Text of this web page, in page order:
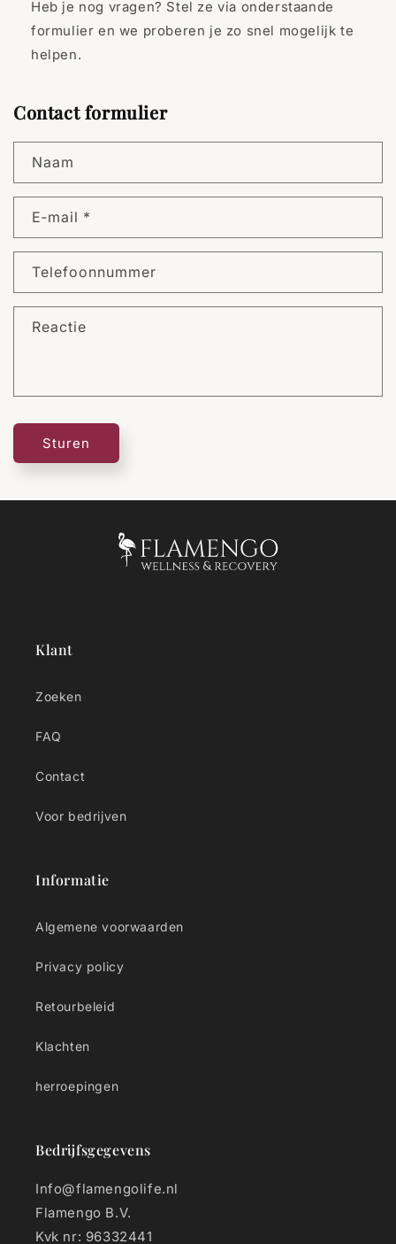
Heb je nog vragen? Stel ze via onderstaande
formulier en we proberen je zo snel mogelijk te
helpen.
Contact formulier
Naam
E‑mail *
Telefoonnummer
Reactie
Sturen
Klant
Zoeken
FAQ
Contact
Voor bedrijven
Informatie
Algemene voorwaarden
Privacy policy
Retourbeleid
Klachten
herroepingen
Bedrijfsgegevens
Info@flamengolife.nl
Flamengo B.V.
Kvk nr: 96332441